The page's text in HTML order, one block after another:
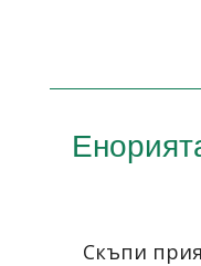
Скъпи